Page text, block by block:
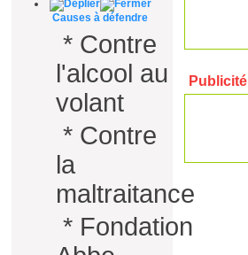
Causes à défendre
* Contre
l'alcool au
volant
* Contre
la
maltraitance
* Fondation
Publicité